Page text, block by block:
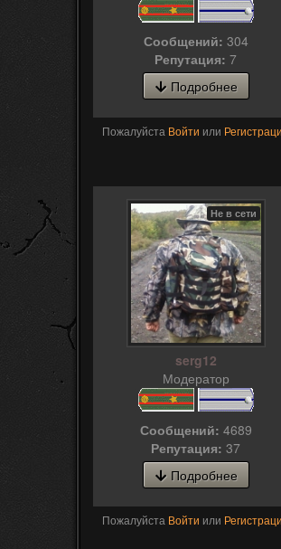
Сообщений: 304
Репутация: 7
Подробнее
Пожалуйста Войти или
Не в сети
serg12
Модератор
Сообщений: 4689
Репутация: 37
Подробнее
Пожалуйста Войти или